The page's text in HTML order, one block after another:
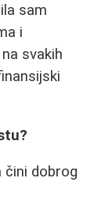
sam
i
svakih
čini dobrog